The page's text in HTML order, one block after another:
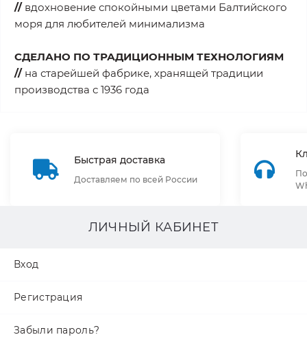
// вдохновение спокойными цветами Балтийского
моря для любителей минимализма
СДЕЛАНО ПО ТРАДИЦИОННЫМ ТЕХНОЛОГИЯМ
// на старейшей фабрике, хранящей традиции
производства с 1936 года
Быстрая доставка
Доставляем по всей России
ЛИЧНЫЙ КАБИНЕТ
Вход
Регистрация
Забыли пароль?